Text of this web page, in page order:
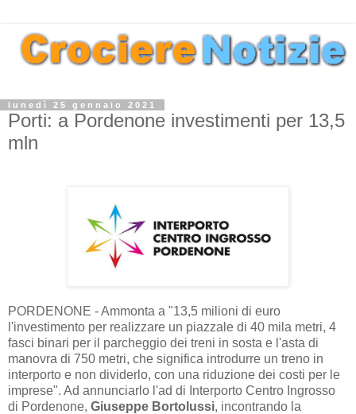
lunedì 25 gennaio 2021
Porti: a Pordenone investimenti per 13,5
mln
PORDENONE - Ammonta a "13,5 milioni di euro
l'investimento per realizzare un piazzale di 40 mila metri, 4
fasci binari per il parcheggio dei treni in sosta e l'asta di
manovra di 750 metri, che significa introdurre un treno in
interporto e non dividerlo, con una riduzione dei costi per le
imprese". Ad annunciarlo l'ad di Interporto Centro Ingrosso
di Pordenone, Giuseppe Bortolussi, incontrando la